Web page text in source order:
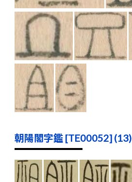
朝陽閣字鑑 [TE00052] (13)